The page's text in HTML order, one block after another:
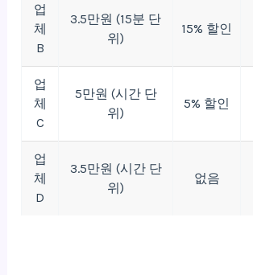
업
체
B
3.5만원 (15분 단
위)
15% 할인
업
체
C
5만원 (시간 단
위)
5% 할인
업
체
D
3.5만원 (시간 단
위)
없음